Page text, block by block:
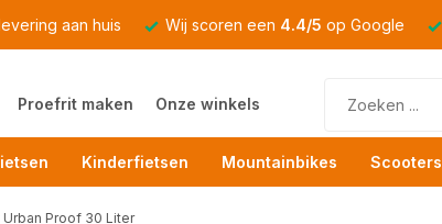
aan huis Wij scoren een 4.4/5 op Google
Proefrit maken Onze winkels
Kinderfietsen Mountainbikes Scooters
Urban Proof 30 Liter